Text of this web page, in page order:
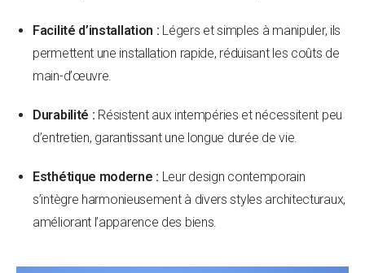
Facilité d’installation : Légers et simples à manipuler, ils
permettent une installation rapide, réduisant les coûts de
main-d’œuvre.
Durabilité : Résistent aux intempéries et nécessitent peu
d’entretien, garantissant une longue durée de vie.
Esthétique moderne : Leur design contemporain
s’intègre harmonieusement à divers styles architecturaux,
améliorant l’apparence des biens.